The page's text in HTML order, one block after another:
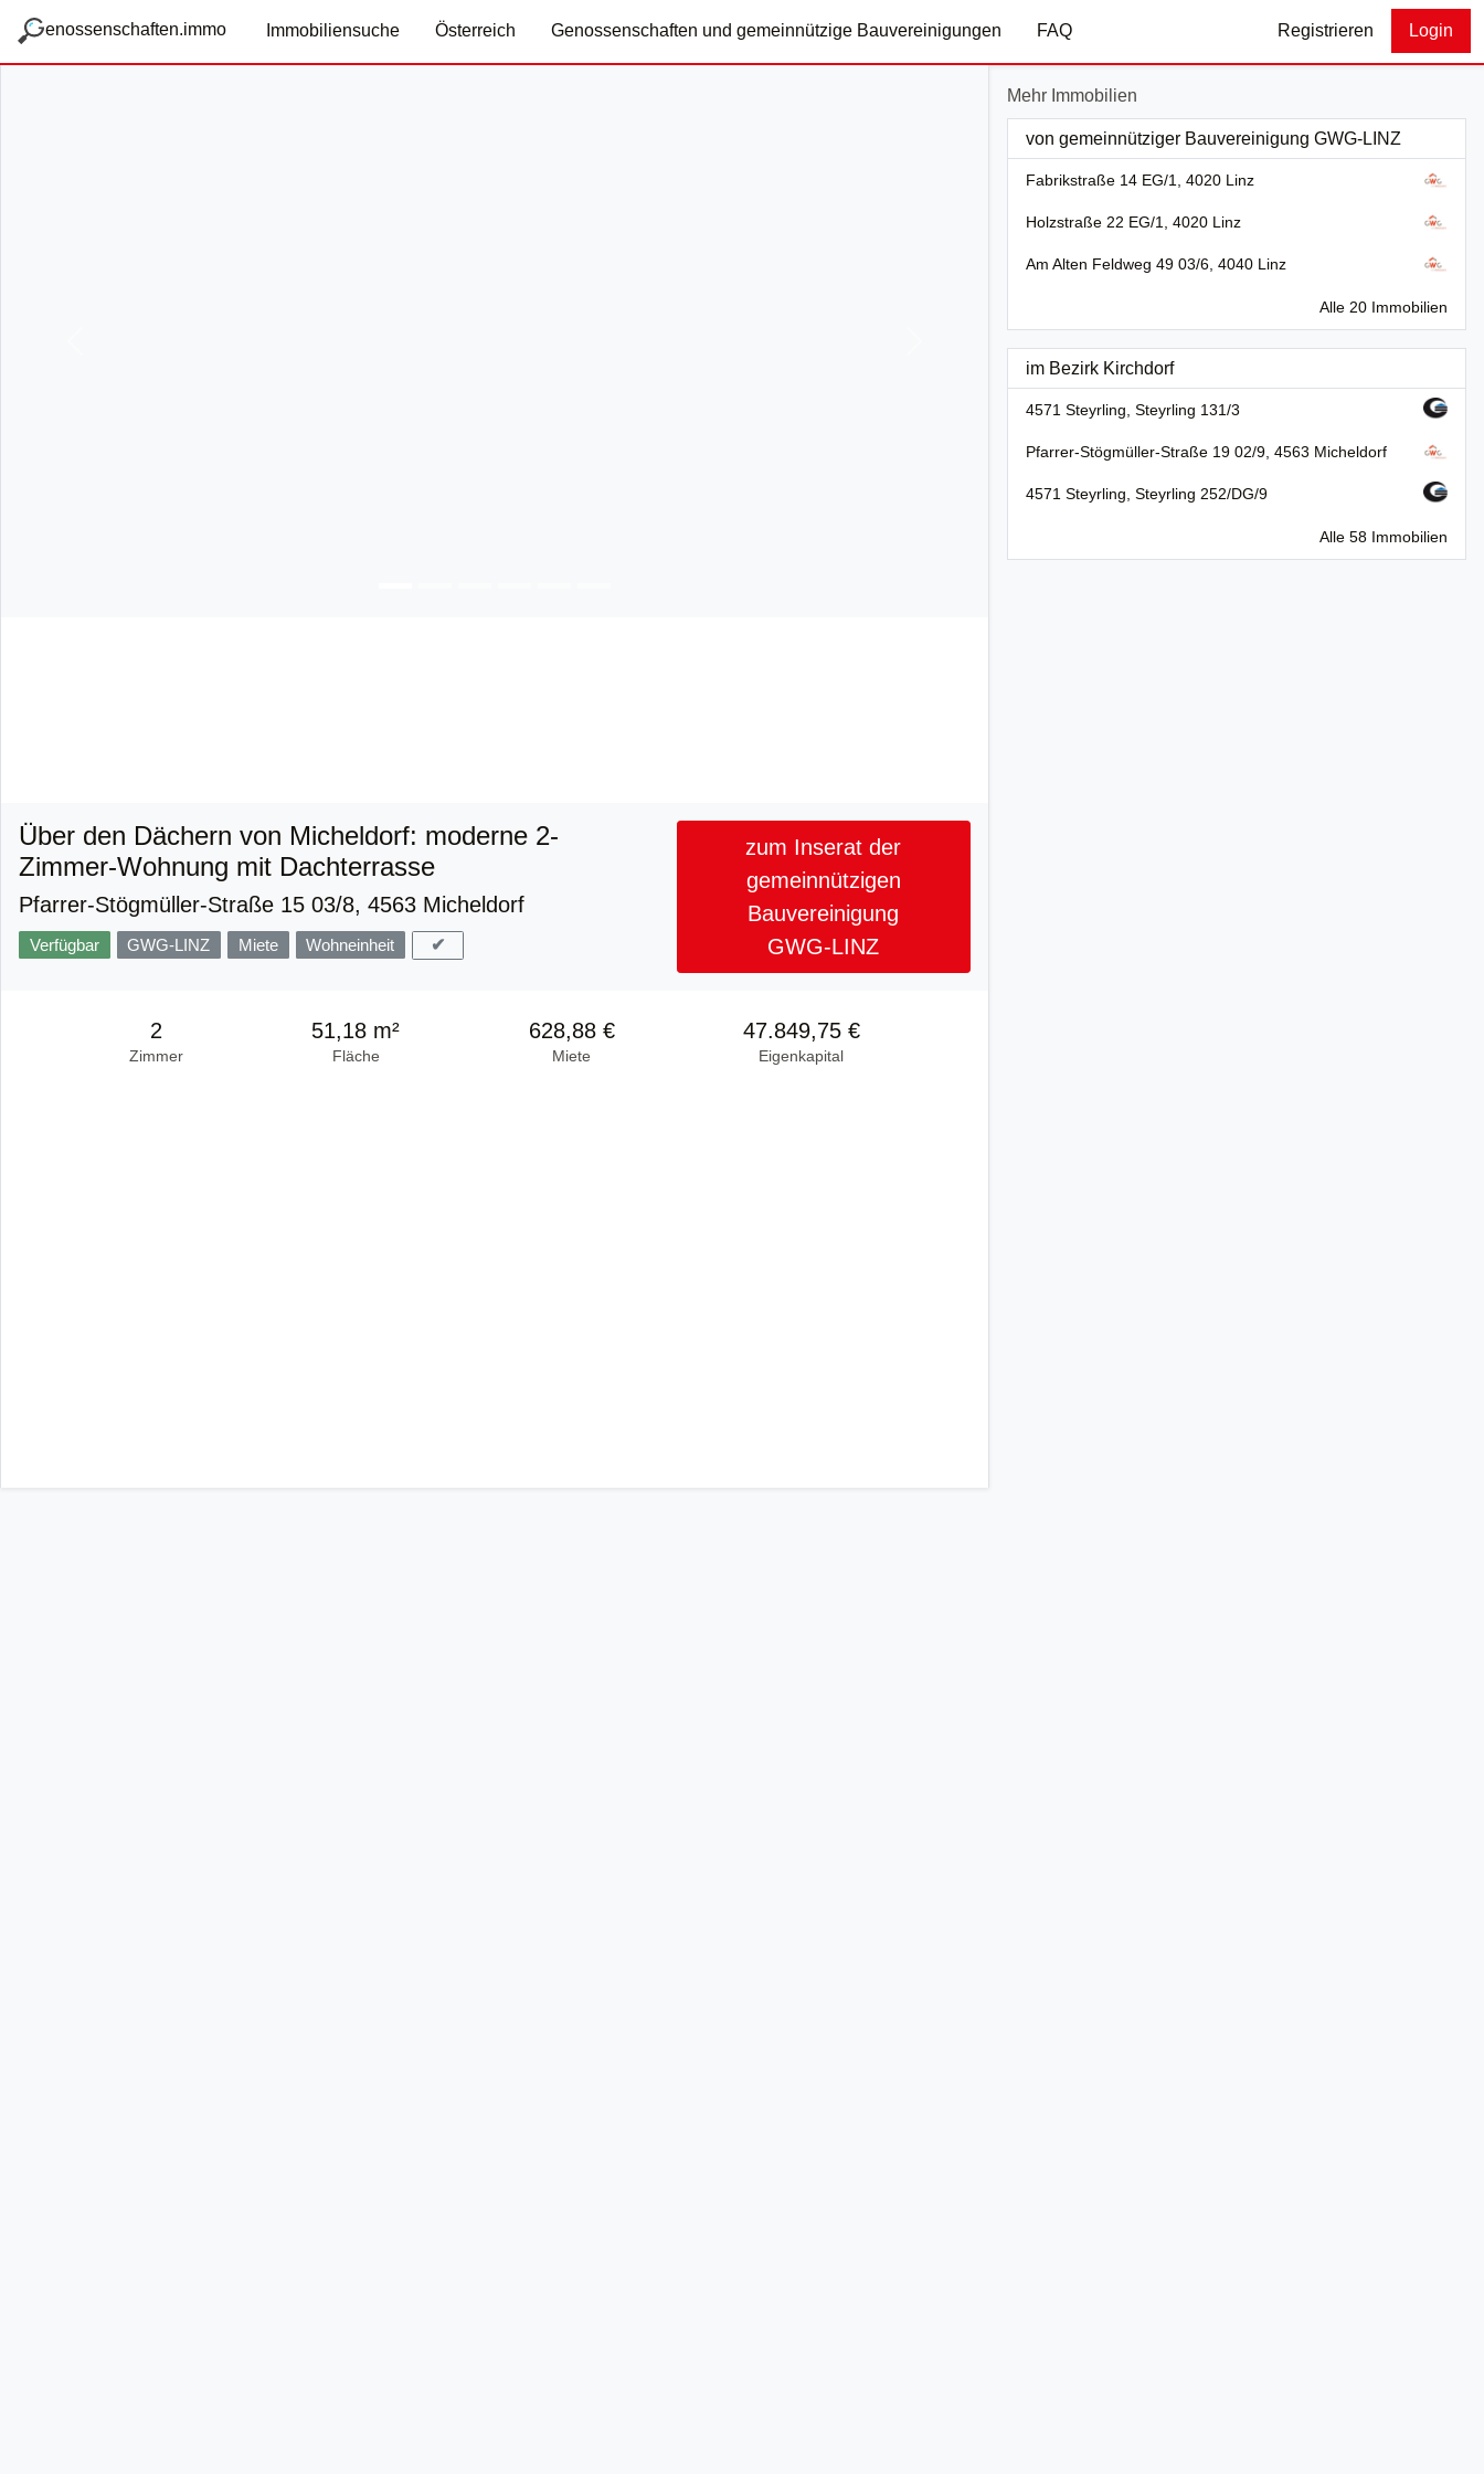
g
enossenschaften.immo Immobiliensuche Österreich Genossenschaften und gemeinnützige Bauvereinigungen FAQ Registrieren Login
zum Inserat der
gemeinnützigen
Bauvereinigung
GWG-LINZ
Über den Dächern von Micheldorf: moderne 2-
Zimmer-Wohnung mit Dachterrasse
Pfarrer-Stögmüller-Straße 15 03/8, 4563 Micheldorf
Verfügbar GWG-LINZ Miete Wohneinheit ✔
2
Zimmer
51,18 m²
Fläche
628,88 €
Miete
47.849,75 €
Eigenkapital
Mehr Immobilien
von gemeinnütziger Bauvereinigung GWG-LINZ
Fabrikstraße 14 EG/1, 4020 Linz
Holzstraße 22 EG/1, 4020 Linz
Am Alten Feldweg 49 03/6, 4040 Linz
Alle 20 Immobilien
im Bezirk Kirchdorf
4571 Steyrling, Steyrling 131/3
Pfarrer-Stögmüller-Straße 19 02/9, 4563 Micheldorf
4571 Steyrling, Steyrling 252/DG/9
Alle 58 Immobilien